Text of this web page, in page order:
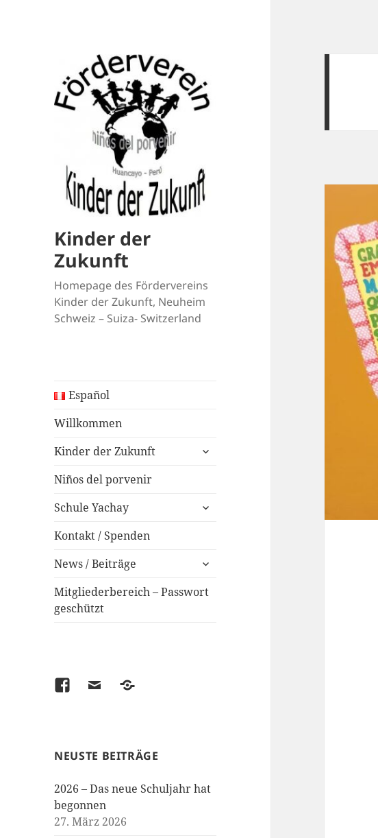
Kinder der
Zukunft
Homepage des Fördervereins
Kinder der Zukunft, Neuheim
Schweiz – Suiza- Switzerland
Español
Willkommen
Kinder der Zukunft
expand
Niños del porvenir
Schule Yachay
expand
Kontakt / Spenden
News / Beiträge
expand
menu
Mitgliederbereich – Passwort
geschützt
FacebookEmailKontakt
NEUSTE BEITRÄGE
2026 – Das neue Schuljahr hat
begonnen
27. März 2026